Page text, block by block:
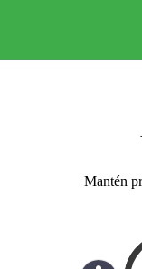
Mantén